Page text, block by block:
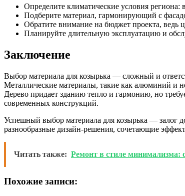
Определите климатические условия
Подберите материал, гармонирующий с
Обратите внимание на бюджет проекта,
Планируйте длительную эксплуатацию и
Заключение
Выбор материала для козырька — сложный и
Металлические материалы, такие как алюминий и
Дерево придает зданию тепло и гармонию, но
современных конструкций.
Успешный выбор материала для козырька — залог
разнообразные дизайн-решения, сочетающие
Читать также: Ремонт в стиле минимализма:
Похожие записи: